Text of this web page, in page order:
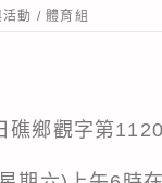
動 / 體育組
鄉觀字第